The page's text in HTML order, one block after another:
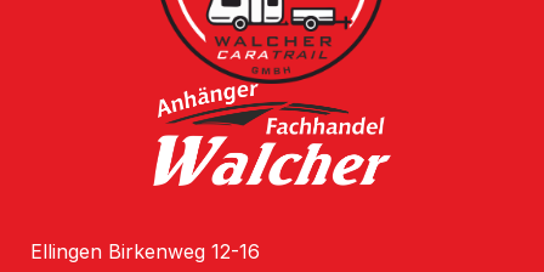
Ellingen Birkenweg 12-16